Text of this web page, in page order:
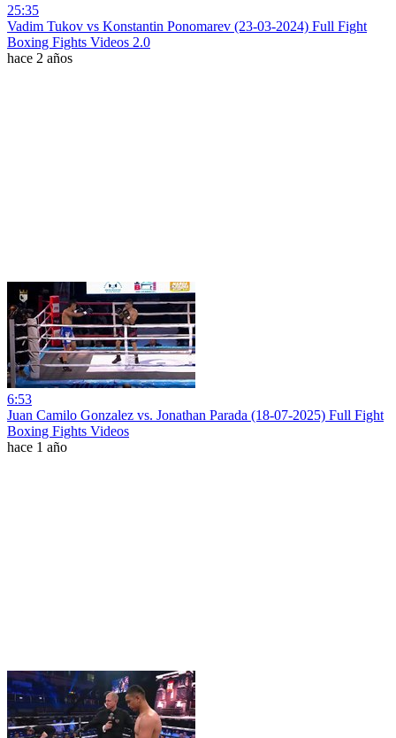
25:35
Vadim Tukov vs Konstantin Ponomarev (23-03-2024) Full Fight
Boxing Fights Videos 2.0
hace 2 años
6:53
Juan Camilo Gonzalez vs. Jonathan Parada (18-07-2025) Full Fight
Boxing Fights Videos
hace 1 año